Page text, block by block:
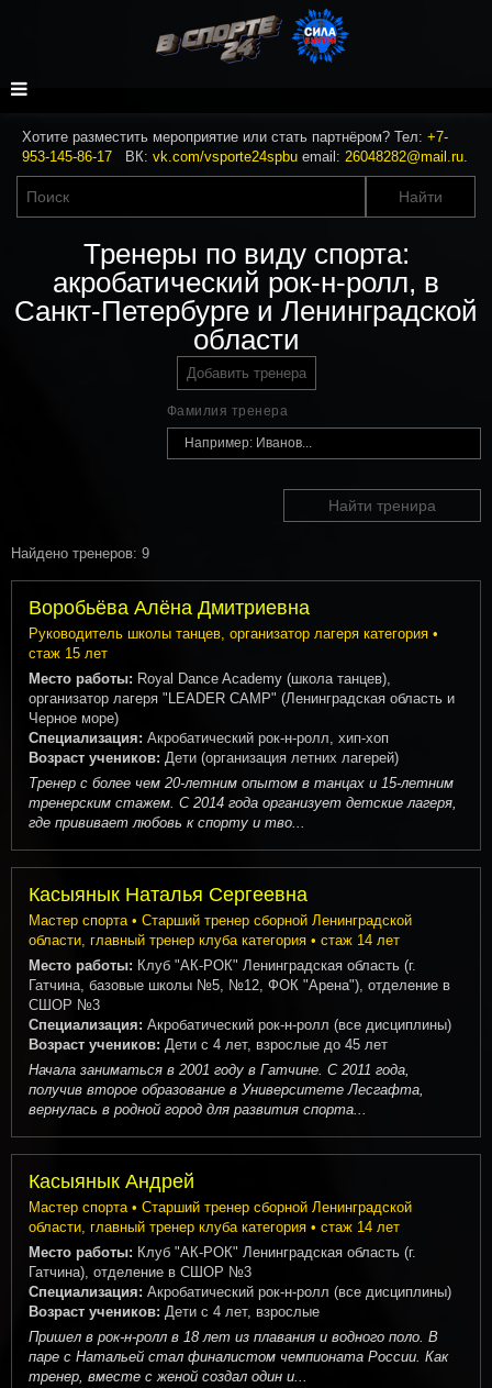
Хотите разместить мероприятие или стать партнёром? Тел: +7-
953-145-86-17 ВК: vk.com/vsporte24spbu email: 26048282@mail.ru.
Тренеры по виду спорта:
акробатический рок-н-ролл, в
Санкт-Петербурге и Ленинградской
области
Добавить тренера
Фамилия тренера
Найти тренира
Найдено тренеров: 9
Воробьёва Алёна Дмитриевна
Руководитель школы танцев, организатор лагеря категория •
стаж 15 лет
Место работы: Royal Dance Academy (школа танцев),
организатор лагеря "LEADER CAMP" (Ленинградская область и
Черное море)
Специализация: Акробатический рок-н-ролл, хип-хоп
Возраст учеников: Дети (организация летних лагерей)
Тренер с более чем 20-летним опытом в танцах и 15-летним
тренерским стажем. С 2014 года организует детские лагеря,
где прививает любовь к спорту и тво...
Касыянык Наталья Сергеевна
Мастер спорта • Старший тренер сборной Ленинградской
области, главный тренер клуба категория • стаж 14 лет
Место работы: Клуб "АК-РОК" Ленинградская область (г.
Гатчина, базовые школы №5, №12, ФОК "Арена"), отделение в
СШОР №3
Специализация: Акробатический рок-н-ролл (все дисциплины)
Возраст учеников: Дети с 4 лет, взрослые до 45 лет
Начала заниматься в 2001 году в Гатчине. С 2011 года,
получив второе образование в Университете Лесгафта,
вернулась в родной город для развития спорта...
Касыянык Андрей
Мастер спорта • Старший тренер сборной Ленинградской
области, главный тренер клуба категория • стаж 14 лет
Место работы: Клуб "АК-РОК" Ленинградская область (г.
Гатчина), отделение в СШОР №3
Специализация: Акробатический рок-н-ролл (все дисциплины)
Возраст учеников: Дети с 4 лет, взрослые
Пришел в рок-н-ролл в 18 лет из плавания и водного поло. В
паре с Натальей стал финалистом чемпионата России. Как
тренер, вместе с женой создал один и...